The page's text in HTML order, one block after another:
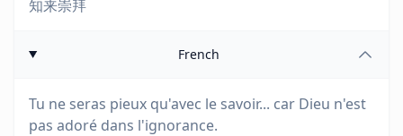
知来崇拜
French
Tu ne seras pieux qu'avec le savoir... car Dieu n'est
pas adoré dans l'ignorance.